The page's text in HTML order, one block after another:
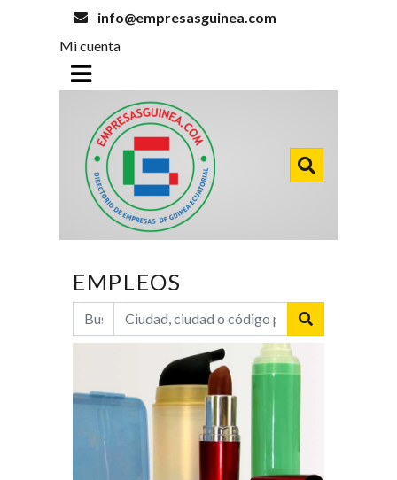
info@empresasguinea.com
Mi cuenta
EMPLEOS